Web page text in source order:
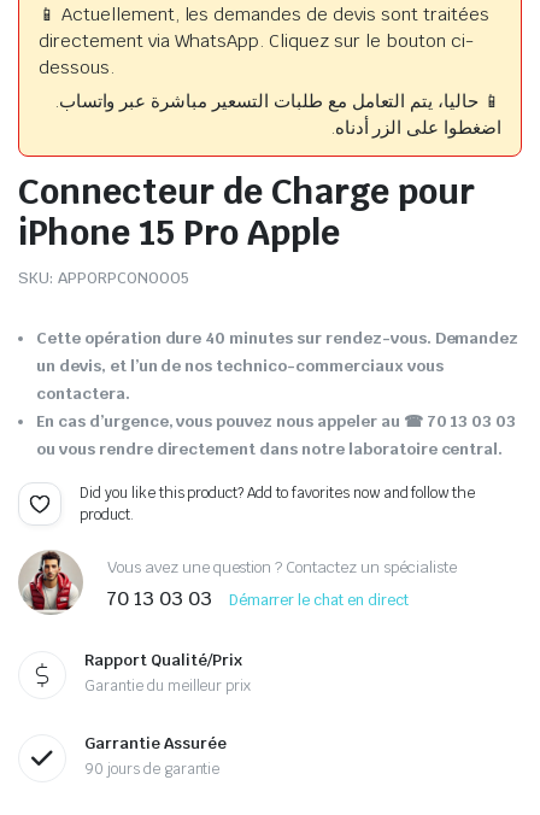
📱 Actuellement, les demandes de devis sont traitées
directement via WhatsApp. Cliquez sur le bouton ci-
dessous.
📱 حاليا، يتم التعامل مع طلبات التسعير مباشرة عبر واتساب.
اضغطوا على الزر أدناه.
Connecteur de Charge pour
iPhone 15 Pro Apple
SKU: APPORPCON0005
Cette opération dure 40 minutes sur rendez-vous. Demandez
un devis, et l’un de nos technico-commerciaux vous
contactera.
En cas d’urgence, vous pouvez nous appeler au ☎ 70 13 03 03
ou vous rendre directement dans notre laboratoire central.
Did you like this product? Add to favorites now and follow the
product.
Vous avez une question ? Contactez un spécialiste
70 13 03 03 Démarrer le chat en direct
Rapport Qualité/Prix
Garantie du meilleur prix
Garrantie Assurée
90 jours de garantie